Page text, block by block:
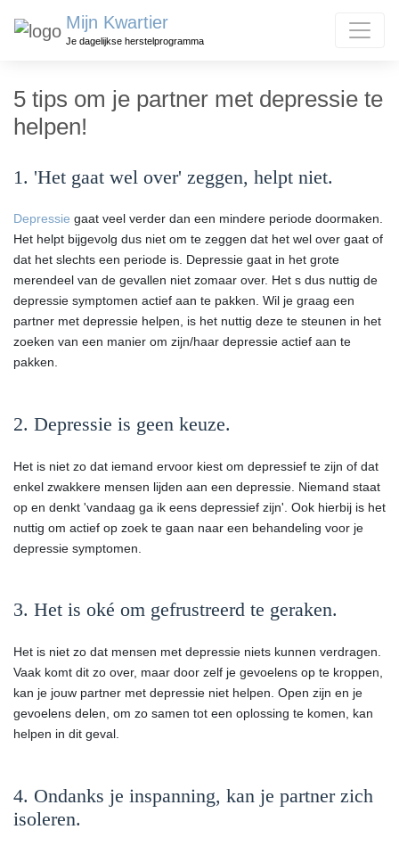
Mijn Kwartier
Je dagelijkse herstelprogramma
5 tips om je partner met depressie te
helpen!
1. 'Het gaat wel over' zeggen, helpt niet.
Depressie gaat veel verder dan een mindere periode doormaken.
Het helpt bijgevolg dus niet om te zeggen dat het wel over gaat of
dat het slechts een periode is. Depressie gaat in het grote
merendeel van de gevallen niet zomaar over. Het s dus nuttig de
depressie symptomen actief aan te pakken. Wil je graag een
partner met depressie helpen, is het nuttig deze te steunen in het
zoeken van een manier om zijn/haar depressie actief aan te
pakken.
2. Depressie is geen keuze.
Het is niet zo dat iemand ervoor kiest om depressief te zijn of dat
enkel zwakkere mensen lijden aan een depressie. Niemand staat
op en denkt 'vandaag ga ik eens depressief zijn'. Ook hierbij is het
nuttig om actief op zoek te gaan naar een behandeling voor je
depressie symptomen.
3. Het is oké om gefrustreerd te geraken.
Het is niet zo dat mensen met depressie niets kunnen verdragen.
Vaak komt dit zo over, maar door zelf je gevoelens op te kroppen,
kan je jouw partner met depressie niet helpen. Open zijn en je
gevoelens delen, om zo samen tot een oplossing te komen, kan
helpen in dit geval.
4. Ondanks je inspanning, kan je partner zich
isoleren.